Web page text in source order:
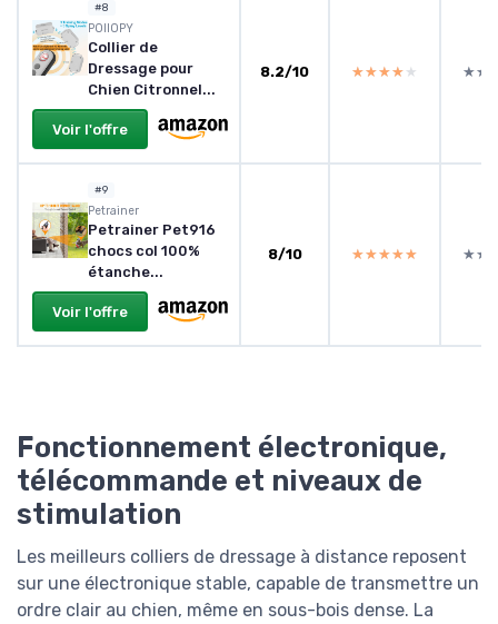
#8
POIIOPY
Collier de
Dressage pour
Chien Citronnel...
Voir l'offre
8.2/10 ★★★★★
★★★★★
#9
Petrainer
Petrainer Pet916
chocs col 100%
étanche...
Voir l'offre
8/10 ★★★★★
★★★★★
Fonctionnement électronique,
télécommande et niveaux de
stimulation
Les meilleurs colliers de dressage à distance reposent
sur une électronique stable, capable de transmettre un
ordre clair au chien, même en sous-bois dense. La